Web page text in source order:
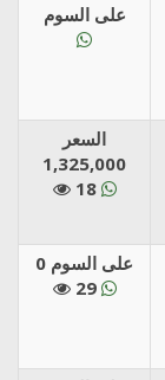
على السوم
السعر
1,325,000
18
على السوم 0
29